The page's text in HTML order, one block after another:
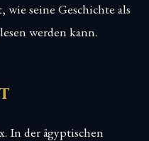
seine Geschichte als
werden kann.
In der ägyptischen